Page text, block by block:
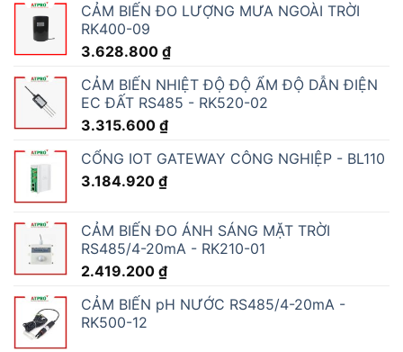
CẢM BIẾN ĐO LƯỢNG MƯA NGOÀI TRỜI
RK400-09
3.628.800 ₫
CẢM BIẾN NHIỆT ĐỘ ĐỘ ẨM ĐỘ DẪN ĐIỆN
EC ĐẤT RS485 - RK520-02
3.315.600 ₫
CỔNG IOT GATEWAY CÔNG NGHIỆP - BL110
3.184.920 ₫
CẢM BIẾN ĐO ÁNH SÁNG MẶT TRỜI
RS485/4-20mA - RK210-01
2.419.200 ₫
CẢM BIẾN pH NƯỚC RS485/4-20mA -
RK500-12